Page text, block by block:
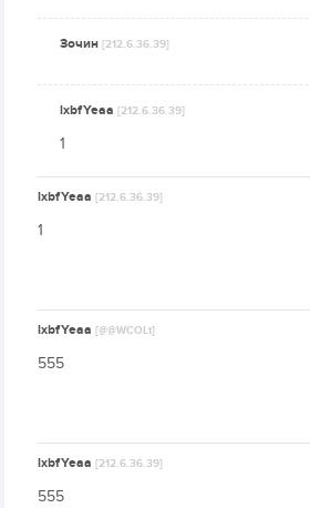
Зочин[212.6.36.39]
lxbfYeaa[212.6.36.39]
1
lxbfYeaa[212.6.36.39]
1
lxbfYeaa[@@WCOLt]
555
lxbfYeaa[212.6.36.39]
555